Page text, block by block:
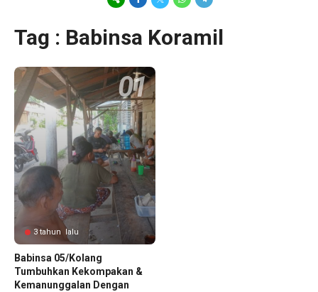
Tag : Babinsa Koramil
3 tahun lalu
Babinsa 05/Kolang
Tumbuhkan Kekompakan &
Kemanunggalan Dengan